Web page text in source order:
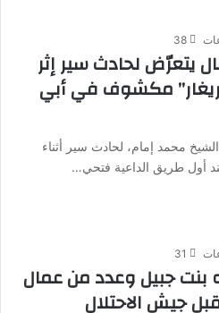
38
يتعرّض لحادث سير إثر
مكشوف في أبي
محمد إمام، لحادث سير أثناء
أول طريق الداعية فتحي…
31
بنت جبيل وعدد من عمال
جيش الاحتلال